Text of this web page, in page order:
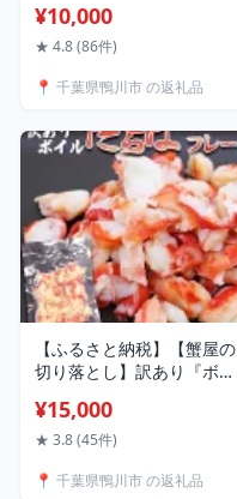
0287] / 味噌 みそ お味
噌 玄米 げんまい
¥10,000
★ 4.8 (86件)
📍 千葉県鴨川市 の返礼品
【ふるさと納税】【蟹屋の
切り落とし】訳あり『ボイ
100g × 5パック [0015-
0023]／ たらばガニ タラバ
¥15,000
★ 3.8 (45件)
📍 千葉県鴨川市 の返礼品